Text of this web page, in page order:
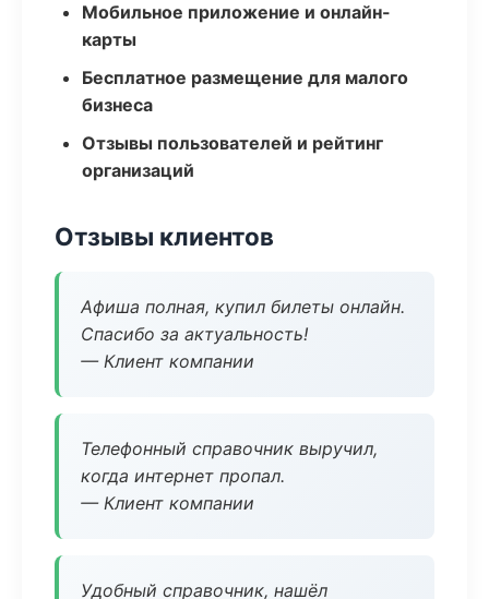
Мобильное приложение и онлайн-
карты
Бесплатное размещение для малого
бизнеса
Отзывы пользователей и рейтинг
организаций
Отзывы клиентов
Афиша полная, купил билеты онлайн.
Спасибо за актуальность!
— Клиент компании
Телефонный справочник выручил,
когда интернет пропал.
— Клиент компании
Удобный справочник, нашёл